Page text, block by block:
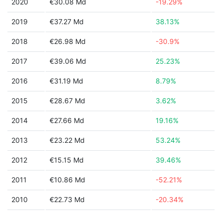
2020 €30.08 Md -19.29%
2019 €37.27 Md 38.13%
2018 €26.98 Md -30.9%
2017 €39.06 Md 25.23%
2016 €31.19 Md 8.79%
2015 €28.67 Md 3.62%
2014 €27.66 Md 19.16%
2013 €23.22 Md 53.24%
2012 €15.15 Md 39.46%
2011 €10.86 Md -52.21%
2010 €22.73 Md -20.34%